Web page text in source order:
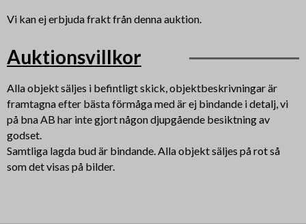
Vi kan ej erbjuda frakt från denna auktion.
Auktionsvillkor
Alla objekt säljes i befintligt skick, objektbeskrivningar är
framtagna efter bästa förmåga med är ej bindande i detalj, vi
på bna AB har inte gjort någon djupgående besiktning av
godset.
Samtliga lagda bud är bindande. Alla objekt säljes på rot så
som det visas på bilder.